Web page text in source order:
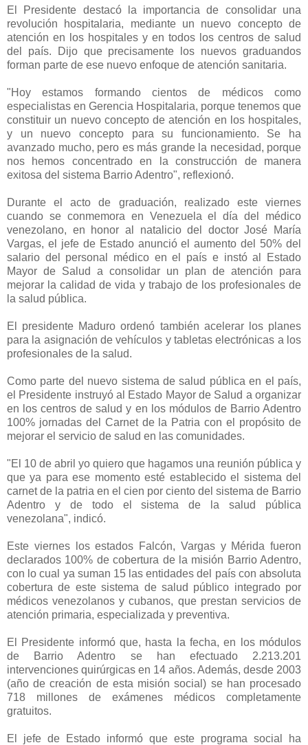
El Presidente destacó la importancia de consolidar una
revolución hospitalaria, mediante un nuevo concepto de
atención en los hospitales y en todos los centros de salud
del país. Dijo que precisamente los nuevos graduandos
forman parte de ese nuevo enfoque de atención sanitaria.
"Hoy estamos formando cientos de médicos como
especialistas en Gerencia Hospitalaria, porque tenemos que
constituir un nuevo concepto de atención en los hospitales,
y un nuevo concepto para su funcionamiento. Se ha
avanzado mucho, pero es más grande la necesidad, porque
nos hemos concentrado en la construcción de manera
exitosa del sistema Barrio Adentro", reflexionó.
Durante el acto de graduación, realizado este viernes
cuando se conmemora en Venezuela el día del médico
venezolano, en honor al natalicio del doctor José María
Vargas, el jefe de Estado anunció el aumento del 50% del
salario del personal médico en el país e instó al Estado
Mayor de Salud a consolidar un plan de atención para
mejorar la calidad de vida y trabajo de los profesionales de
la salud pública.
El presidente Maduro ordenó también acelerar los planes
para la asignación de vehículos y tabletas electrónicas a los
profesionales de la salud.
Como parte del nuevo sistema de salud pública en el país,
el Presidente instruyó al Estado Mayor de Salud a organizar
en los centros de salud y en los módulos de Barrio Adentro
100% jornadas del Carnet de la Patria con el propósito de
mejorar el servicio de salud en las comunidades.
"El 10 de abril yo quiero que hagamos una reunión pública y
que ya para ese momento esté establecido el sistema del
carnet de la patria en el cien por ciento del sistema de Barrio
Adentro y de todo el sistema de la salud pública
venezolana", indicó.
Este viernes los estados Falcón, Vargas y Mérida fueron
declarados 100% de cobertura de la misión Barrio Adentro,
con lo cual ya suman 15 las entidades del país con absoluta
cobertura de este sistema de salud público integrado por
médicos venezolanos y cubanos, que prestan servicios de
atención primaria, especializada y preventiva.
El Presidente informó que, hasta la fecha, en los módulos
de Barrio Adentro se han efectuado 2.213.201
intervenciones quirúrgicas en 14 años. Además, desde 2003
(año de creación de esta misión social) se han procesado
718 millones de exámenes médicos completamente
gratuitos.
El jefe de Estado informó que este programa social ha